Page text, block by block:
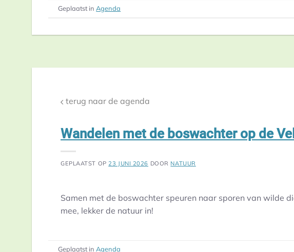
Geplaatst inAgenda
terug naar de agenda
Wandelen met de boswachter op de
GEPLAATST OP 23 JUNI 2026 DOOR NATUUR
Samen met de boswachter speuren naar sporen van wilde
mee, lekker de natuur in!
Geplaatst inAgenda